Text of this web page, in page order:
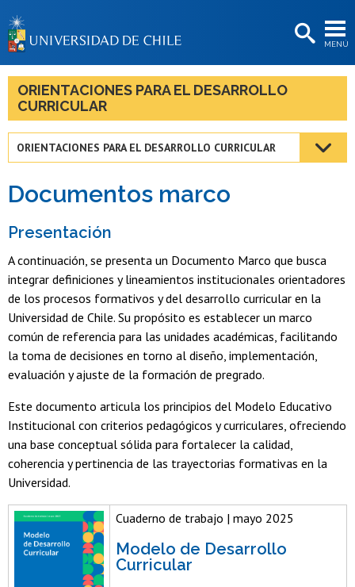
MENÚ
BIBLIOTECAS
LA UNIVERSIDAD
Estudiantes
ORIENTACIONES PARA EL DESARROLLO
CURRICULAR
ORIENTACIONES PARA EL DESARROLLO CURRICULAR
Documentos marco
Presentación
A continuación, se presenta un Documento Marco que busca
integrar definiciones y lineamientos institucionales orientadores
de los procesos formativos y del desarrollo curricular en la
Universidad de Chile. Su propósito es establecer un marco
común de referencia para las unidades académicas, facilitando
la toma de decisiones en torno al diseño, implementación,
evaluación y ajuste de la formación de pregrado.
Este documento articula los principios del Modelo Educativo
Institucional con criterios pedagógicos y curriculares, ofreciendo
una base conceptual sólida para fortalecer la calidad,
coherencia y pertinencia de las trayectorias formativas en la
Universidad.
Cuaderno de trabajo | mayo 2025
Modelo de Desarrollo
Curricular